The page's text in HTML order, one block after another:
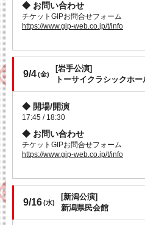
お問い合わせ
チケットGIPお問合せフォーム
https://www.gip-web.co.jp/t/info
9/4(金)
[岩手公演]
トーサイクラシックホ
開場/開演
17:45 / 18:30
お問い合わせ
チケットGIPお問合せフォーム
https://www.gip-web.co.jp/t/info
9/16(水)
[新潟公演]
新潟県民会館